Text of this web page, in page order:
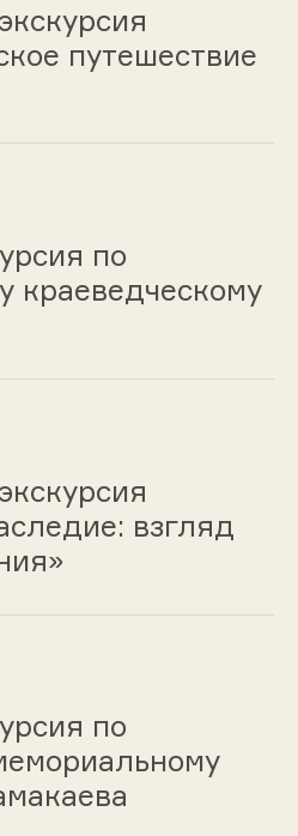
путешествие
по
краеведческому
взгляд
по